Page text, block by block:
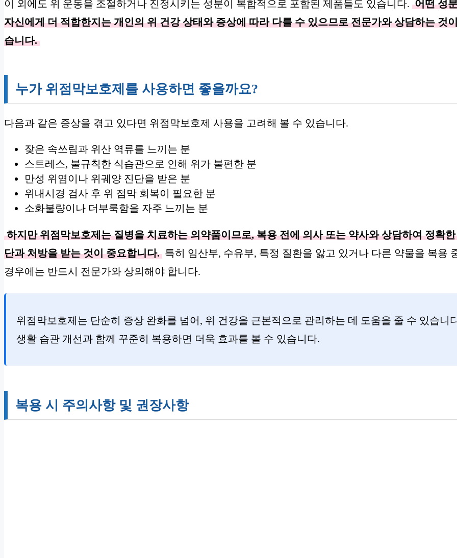
이 외에도 위 운동을 조절하거나 진정시키는 성분이 복합적으로 포함된 제품들도 있습니다. 어떤 성
자신에게 더 적합한지는 개인의 위 건강 상태와 증상에 따라 다를 수 있으므로 전문가와 상담하는 것
습니다.
누가 위점막보호제를 사용하면 좋을까요?
다음과 같은 증상을 겪고 있다면 위점막보호제 사용을 고려해 볼 수 있습니다.
잦은 속쓰림과 위산 역류를 느끼는 분
스트레스, 불규칙한 식습관으로 인해 위가 불편한 분
만성 위염이나 위궤양 진단을 받은 분
위내시경 검사 후 위 점막 회복이 필요한 분
소화불량이나 더부룩함을 자주 느끼는 분
하지만 위점막보호제는 질병을 치료하는 의약품이므로, 복용 전에 의사 또는 약사와 상담하여 정확
단과 처방을 받는 것이 중요합니다. 특히 임산부, 수유부, 특정 질환을 앓고 있거나 다른 약물을 복용
경우에는 반드시 전문가와 상의해야 합니다.
위점막보호제는 단순히 증상 완화를 넘어, 위 건강을 근본적으로 관리하는 데 도움을 줄 수 있습니
생활 습관 개선과 함께 꾸준히 복용하면 더욱 효과를 볼 수 있습니다.
복용 시 주의사항 및 권장사항